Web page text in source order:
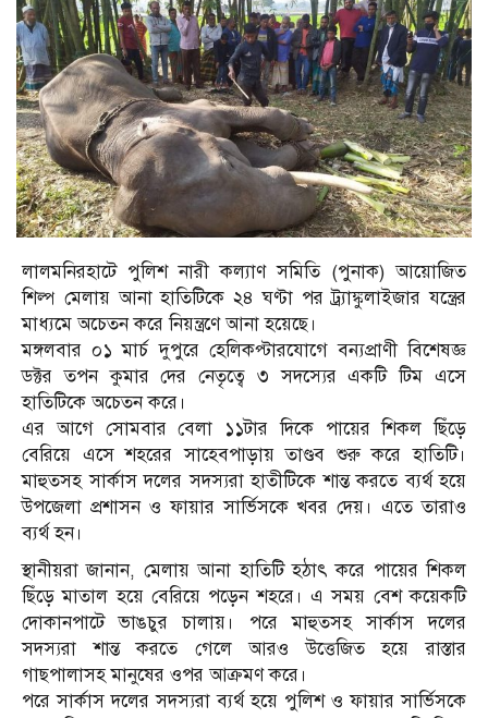
লালমনিরহাটে পুলিশ নারী কল্যাণ সমিতি (পুনাক) আয়োজিত
শিল্প মেলায় আনা হাতিটিকে ২৪ ঘণ্টা পর ট্র্যাঙ্কুলাইজার যন্ত্রের
মাধ্যমে অচেতন করে নিয়ন্ত্রণে আনা হয়েছে।
মঙ্গলবার ০১ মার্চ দুপুরে হেলিকপ্টারযোগে বন্যপ্রাণী বিশেষজ্ঞ
ডক্টর তপন কুমার দের নেতৃত্বে ৩ সদস্যের একটি টিম এসে
হাতিটিকে অচেতন করে।
এর আগে সোমবার বেলা ১১টার দিকে পায়ের শিকল ছিঁড়ে
বেরিয়ে এসে শহরের সাহেবপাড়ায় তাণ্ডব শুরু করে হাতিটি।
মাহুতসহ সার্কাস দলের সদস্যরা হাতীটিকে শান্ত করতে ব্যর্থ হয়ে
উপজেলা প্রশাসন ও ফায়ার সার্ভিসকে খবর দেয়। এতে তারাও
ব্যর্থ হন।
স্থানীয়রা জানান, মেলায় আনা হাতিটি হঠাৎ করে পায়ের শিকল
ছিঁড়ে মাতাল হয়ে বেরিয়ে পড়েন শহরে। এ সময় বেশ কয়েকটি
দোকানপাটে ভাঙচুর চালায়। পরে মাহুতসহ সার্কাস দলের
সদস্যরা শান্ত করতে গেলে আরও উত্তেজিত হয়ে রাস্তার
গাছপালাসহ মানুষের ওপর আক্রমণ করে।
পরে সার্কাস দলের সদস্যরা ব্যর্থ হয়ে পুলিশ ও ফায়ার সার্ভিসকে